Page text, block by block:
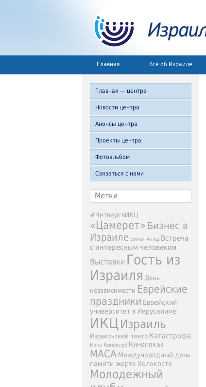
Главная Всё об Израиле
Главная — центра
Новости центра
Анонсы центра
Проекты центра
Фотоальбом
Связаться с нами
Метки
#ЧетвергвИКЦ
«Цамерет» Бизнес в
Израиле Бинат Атид Встреча
с интересным человеком
Выставки Гость из
Израиля День
независимости Еврейские
праздники Еврейский
университет в Иерусалиме
ИКЦ Израиль
Израильский театр Катастрофа
Кино Киноклуб Кинопоказ
МАСА Международный день
памяти жертв Холокоста
Молодежный